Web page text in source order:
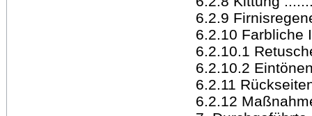
6.2.9
6.2.10 Farbliche
6.2.10.1
6.2.10.2
6.2.11
6.2.12